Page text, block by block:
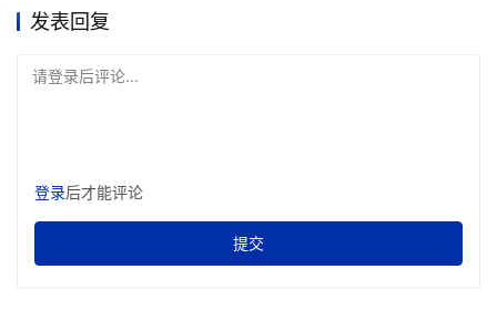
发表回复
请登录后评论...
登录后才能评论
提交